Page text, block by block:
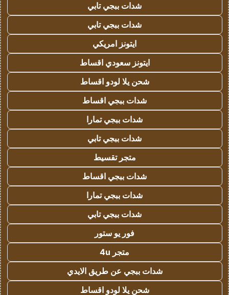
شدات ببجي تابي
شدات ببجي تابي
ايتونز امريكي
ايتونز سعودي اقساط
شحن يلا لودو اقساط
شدات ببجي اقساط
شدات ببجي تمارا
شدات ببجي تابي
متجر تقسيط
شدات ببجي اقساط
شدات ببجي تمارا
شدات ببجي تابي
فور يو ستور
متجر 4u
شدات ببجي عن طريق الايدي
شحن يلا لودو اقساط